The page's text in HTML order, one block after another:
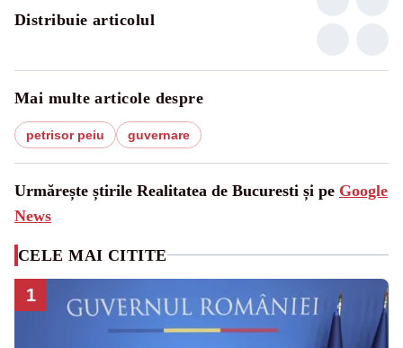
Distribuie articolul
Mai multe articole despre
petrisor peiu guvernare
Urmărește știrile Realitatea de Bucuresti și pe Google
News
CELE MAI CITITE
1